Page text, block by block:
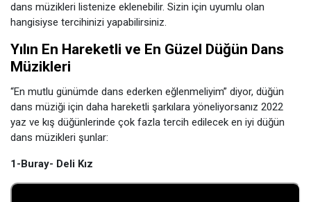
dans müzikleri listenize eklenebilir. Sizin için uyumlu olan
hangisiyse tercihinizi yapabilirsiniz.
Yılın En Hareketli ve En Güzel Düğün Dans
Müzikleri
“En mutlu günümde dans ederken eğlenmeliyim” diyor, düğün
dans müziği için daha hareketli şarkılara yöneliyorsanız 2022
yaz ve kış düğünlerinde çok fazla tercih edilecek en iyi düğün
dans müzikleri şunlar:
1-Buray- Deli Kız